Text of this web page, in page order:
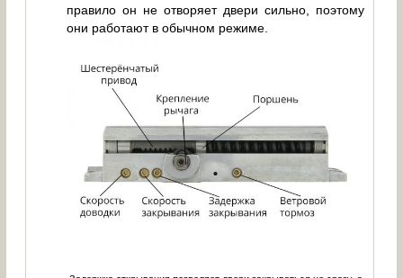
правило он не отворяет двери сильно, поэтому
они работают в обычном режиме.